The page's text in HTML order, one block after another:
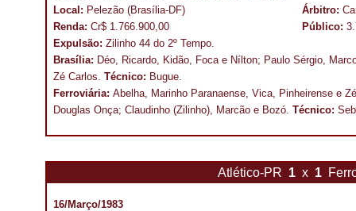
Local: Pelezão (Brasília-DF) Árbitro:
Renda: Cr$ 1.766.900,00 Público:
Expulsão: Zilinho 44 do 2º Tempo.
Brasília: Déo, Ricardo, Kidão, Foca e Nílton; Paulo Sérgio,
Zé Carlos. Técnico: Bugue.
Ferroviária: Abelha, Marinho Paranaense, Vica, Pinheirense e
Douglas Onça; Claudinho (Zilinho), Marcão e Bozó. Técnico:
Atlético-PR 1 x 1
16/Março/1983